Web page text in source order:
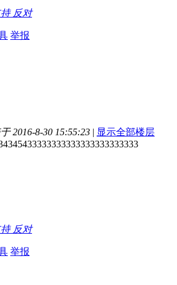
持 反对
举报
2016-8-30 15:55:23 | 显示全部楼层
持 反对
举报